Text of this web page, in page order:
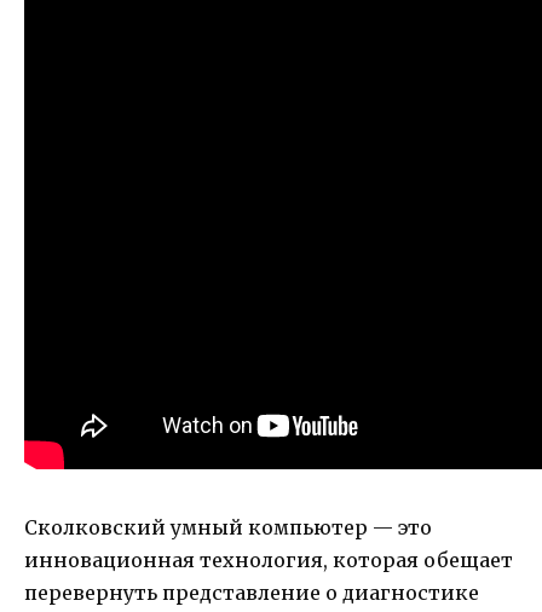
Сколковский умный компьютер — это
инновационная технология, которая обещает
перевернуть представление о диагностике